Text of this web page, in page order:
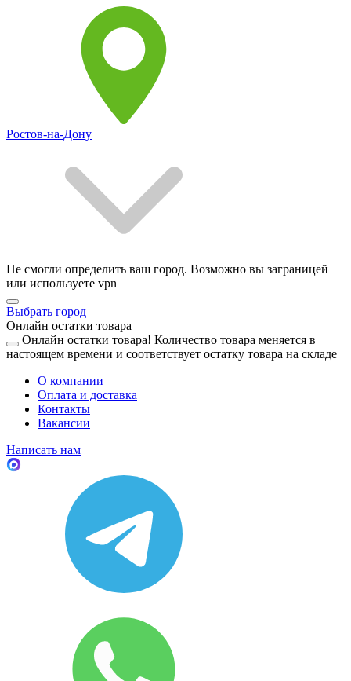
Ростов-на-Дону
Не смогли определить ваш город. Возможно вы заграницей
или используете vpn
Выбрать город
Онлайн остатки товара
Онлайн остатки товара! Количество товара меняется в
настоящем времени и соответствует остатку товара на складе
О компании
Оплата и доставка
Контакты
Вакансии
Написать нам